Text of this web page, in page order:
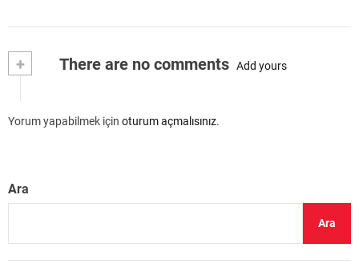
+ There are no comments Add yours
Yorum yapabilmek için oturum açmalısınız.
Ara
Ara